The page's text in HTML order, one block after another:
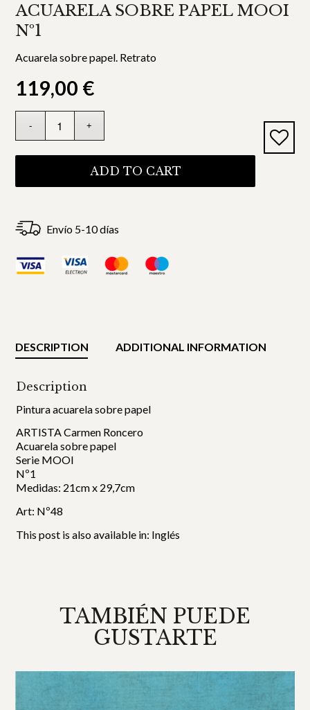
ACUARELA SOBRE PAPEL MOOI
Nº1
Acuarela sobre papel. Retrato
119,00 €
ADD TO CART
Envío 5-10 días
DESCRIPTION ADDITIONAL INFORMATION
Description
Pintura acuarela sobre papel
ARTISTA Carmen Roncero
Acuarela sobre papel
Serie MOOI
Nº1
Medidas: 21cm x 29,7cm
Art: Nº48
This post is also available in: Inglés
TAMBIÉN PUEDE
GUSTARTE